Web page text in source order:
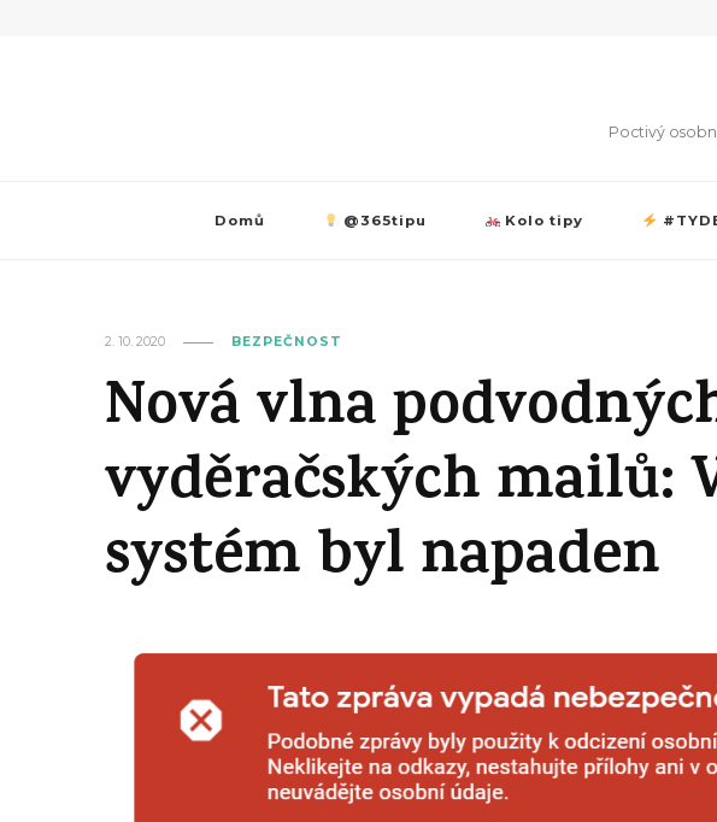
Poctivý
Domů @365tipu Kolo tipy
2. 10. 2020 BEZPEČNOST
Nová vlna
vyděračských mailů:
systém byl napaden